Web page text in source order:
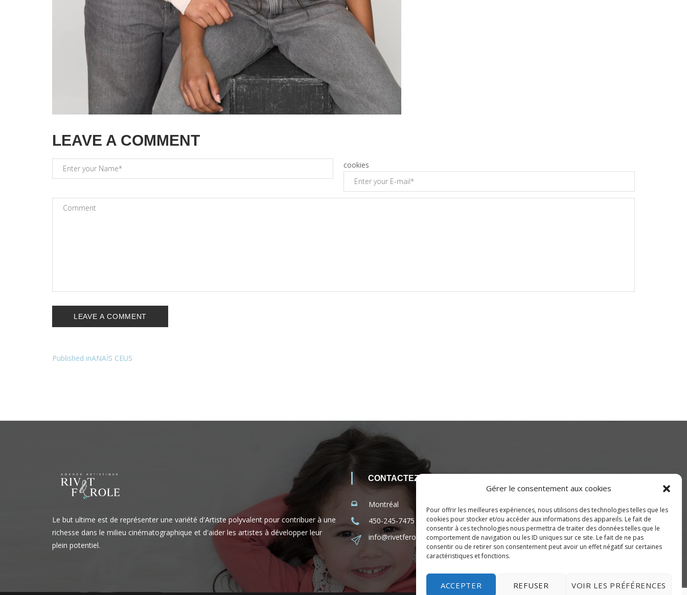
Gérer le consentement aux cookies
Pour offrir les meilleures expériences, nous utilisons des technologies telles que les
cookies pour stocker et/ou accéder aux informations des appareils. Le fait de
consentir à ces technologies nous permettra de traiter des données telles que le
comportement de navigation ou les ID uniques sur ce site. Le fait de ne pas
consentir ou de retirer son consentement peut avoir un effet négatif sur certaines
caractéristiques et fonctions.
ACCEPTER REFUSER VOIR LES PRÉFÉRENCES
LEAVE A COMMENT
cookies
Navigation
Published inANAÏS CEUS
Le but ultime est de représenter une variété d'Artiste polyvalent pour contribuer à une
richesse dans le milieu cinématographique et d'aider les artistes à développer leur
plein potentiel.
CONTACTEZ-NOUS
Montréal
450-245-7475 (sans frais de Montréal) ou 514-655-9191
info@rivetferole.com